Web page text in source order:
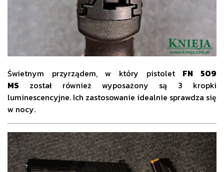
Świetnym przyrządem, w który pistolet FN 509
MS został również wyposażony są 3 kropki
luminescencyjne. Ich zastosowanie idealnie sprawdza się
w nocy.